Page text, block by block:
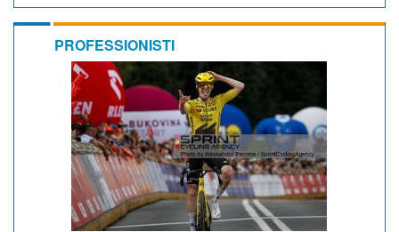
PROFESSIONISTI